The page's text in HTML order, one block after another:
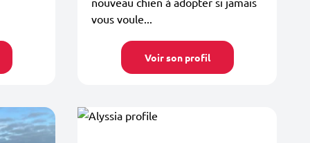
vous voule...
Voir son profil